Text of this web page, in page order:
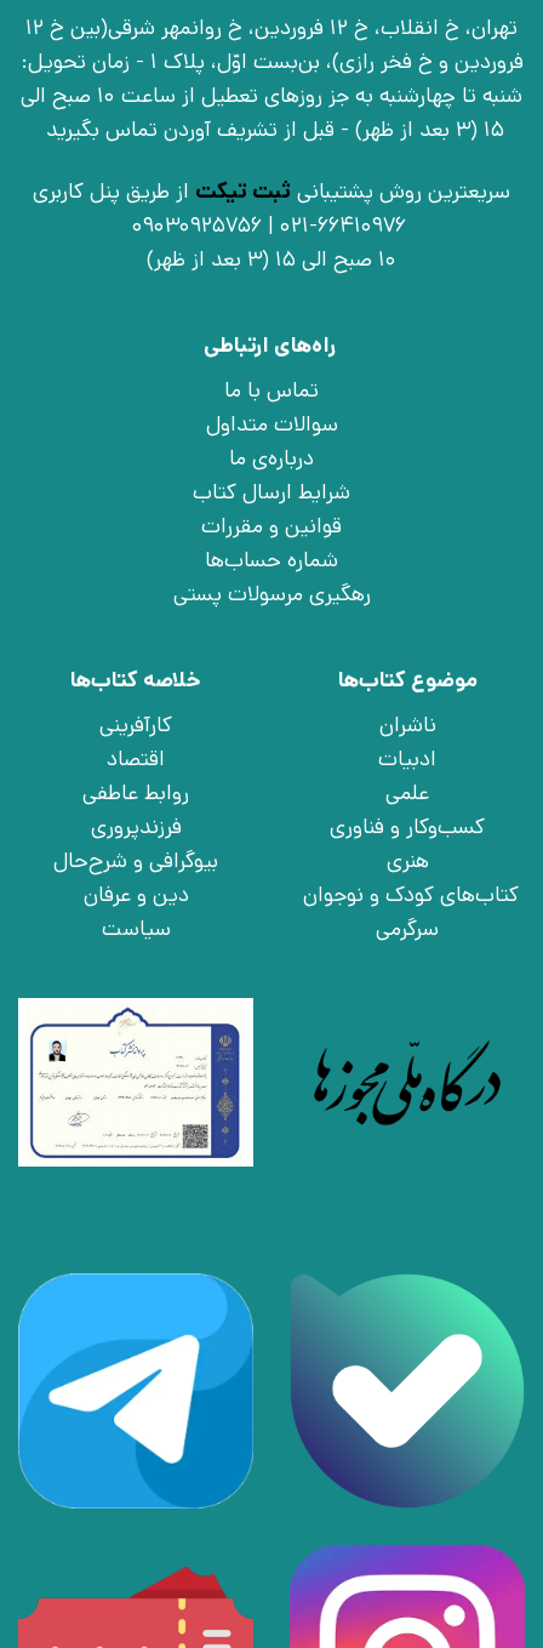
تهران، خ انقلاب، خ 12 فروردین، خ روانمهر شرقی(بین خ 12
فروردین و خ فخر رازی)، بن‌بست اوّل، پلاک 1 - زمان تحویل:
شنبه تا چهارشنبه به جز روزهای تعطیل از ساعت 10 صبح الی
15 (3 بعد از ظهر) - قبل از تشریف آوردن تماس بگیرید
سریعترین روش پشتیبانی ثبت تیکت از طریق پنل کاربری
021-66410976 | 09030925756
10 صبح الی 15 (3 بعد از ظهر)
راه‌های ارتباطی
تماس با ما
سوالات متداول
درباره‌ی ما
شرایط ارسال کتاب
قوانین و مقررات
شماره حساب‌ها
رهگیری مرسولات پستی
موضوع کتاب‌ها
ناشران
ادبیات
علمی
کسب‌وکار و فناوری
هنری
کتاب‌های کودک و نوجوان
سرگرمی
خلاصه کتاب‌ها
کارآفرینی
اقتصاد
روابط عاطفی
فرزندپروری
بیوگرافی و شرح‌حال
دین و عرفان
سیاست